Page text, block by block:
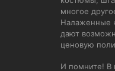
многое
Налаженные
дают
ценовую
И помните! В